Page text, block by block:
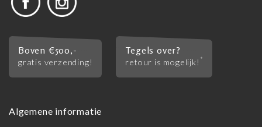
Boven €500,-
gratis verzending!
Tegels over?
retour is mogelijk! *
Algemene informatie